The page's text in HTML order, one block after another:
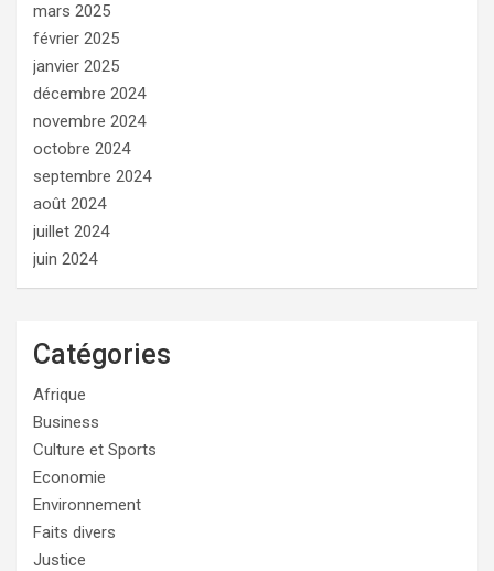
mars 2025
février 2025
janvier 2025
décembre 2024
novembre 2024
octobre 2024
septembre 2024
août 2024
juillet 2024
juin 2024
Catégories
Afrique
Business
Culture et Sports
Economie
Environnement
Faits divers
Justice